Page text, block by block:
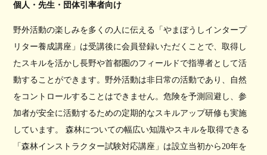
個人・先生・団体引率者向け
野外活動の楽しみを多くの人に伝える「やまぼうしインタープ
リター養成講座」は受講後に会員登録いただくことで、取得し
たスキルを活かし長野や首都圏のフィールドで指導者として活
動することができます。野外活動は非日常の活動であり、自然
をコントロールすることはできません。危険を予測回避し、参
加者が安全に活動するための定期的なスキルアップ研修も実施
しています。 森林についての幅広い知識やスキルを取得できる
「森林インストラクター試験対応講座」は設立当初から20年を